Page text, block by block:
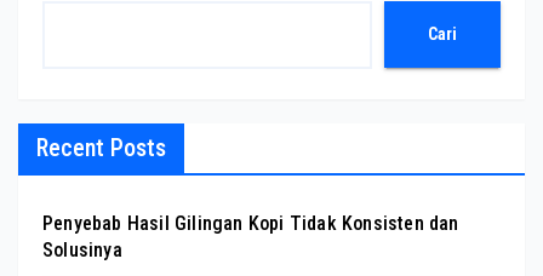
Cari
Recent Posts
Penyebab Hasil Gilingan Kopi Tidak Konsisten dan
Solusinya